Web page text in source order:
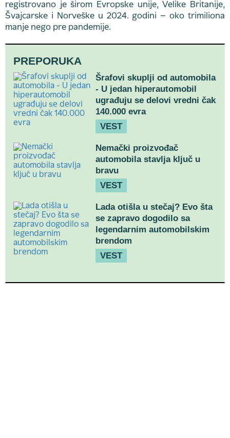
registrovano je širom Evropske unije, Velike Britanije,
Švajcarske i Norveške u 2024. godini – oko trimiliona
manje nego pre pandemije.
PREPORUKA
Šrafovi skuplji od automobila
- U jedan hiperautomobil
ugrađuju se delovi vredni čak
140.000 evra
VEST
Nemački proizvođač
automobila stavlja ključ u
bravu
VEST
Lada otišla u stečaj? Evo šta
se zapravo dogodilo sa
legendarnim automobilskim
brendom
VEST